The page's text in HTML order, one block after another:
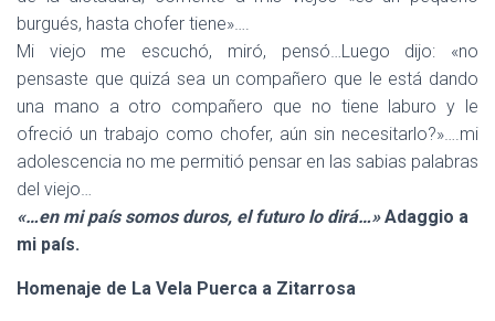
burgués, hasta chofer tiene»….
Mi viejo me escuchó, miró, pensó…Luego dijo: «no
pensaste que quizá sea un compañero que le está dando
una mano a otro compañero que no tiene laburo y le
ofreció un trabajo como chofer, aún sin necesitarlo?»….mi
adolescencia no me permitió pensar en las sabias palabras
del viejo…
«…en mi país somos duros, el futuro lo dirá…»Adaggio a
mi país.
Homenaje de La Vela Puerca a Zitarrosa